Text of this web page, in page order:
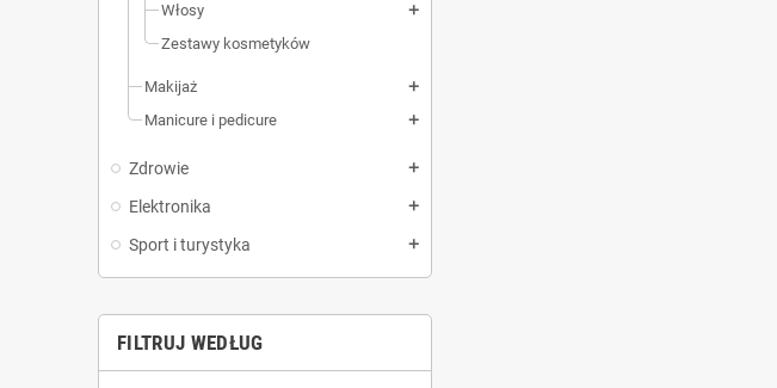
Włosy
add
Zestawy kosmetyków
Makijaż add
Manicure i pedicure add
Zdrowie add
Elektronika add
Sport i turystyka add
FILTRUJ WEDŁUG